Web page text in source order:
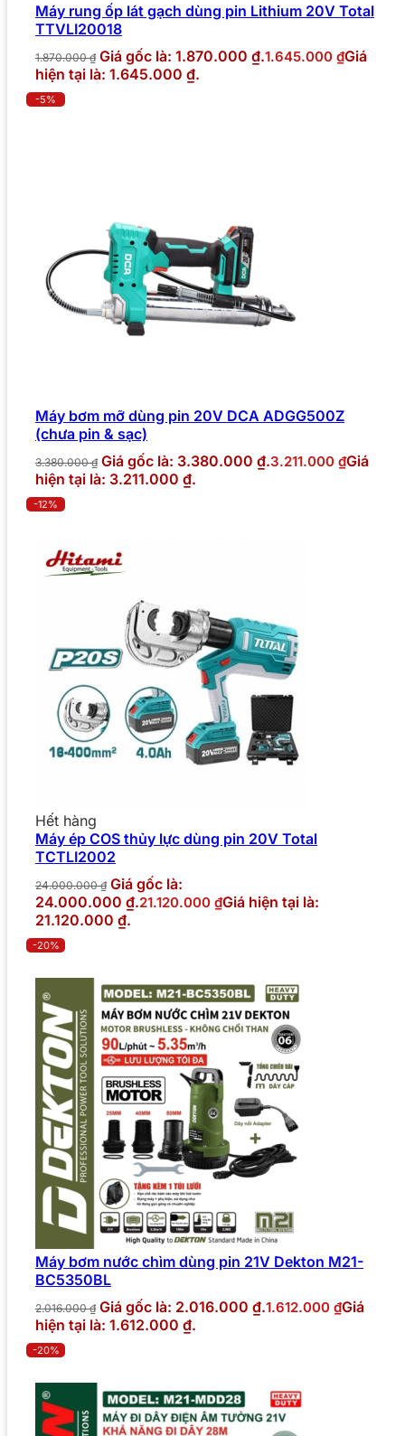
Máy rung ốp lát gạch dùng pin Lithium 20V Total
TTVLI20018
1.870.000₫ Giá gốc là: 1.870.000 ₫.1.645.000 ₫Giá
hiện tại là: 1.645.000 ₫.
-5%
Máy bơm mỡ dùng pin 20V DCA ADGG500Z
(chưa pin & sạc)
3.380.000₫ Giá gốc là: 3.380.000 ₫.3.211.000 ₫Giá
hiện tại là: 3.211.000 ₫.
-12%
Hết hàng
Máy ép COS thủy lực dùng pin 20V Total
TCTLI2002
24.000.000₫ Giá gốc là:
24.000.000 ₫.21.120.000 ₫Giá hiện tại là:
21.120.000 ₫.
-20%
Máy bơm nước chìm dùng pin 21V Dekton M21-
BC5350BL
2.016.000₫ Giá gốc là: 2.016.000 ₫.1.612.000 ₫Giá
hiện tại là: 1.612.000 ₫.
-20%